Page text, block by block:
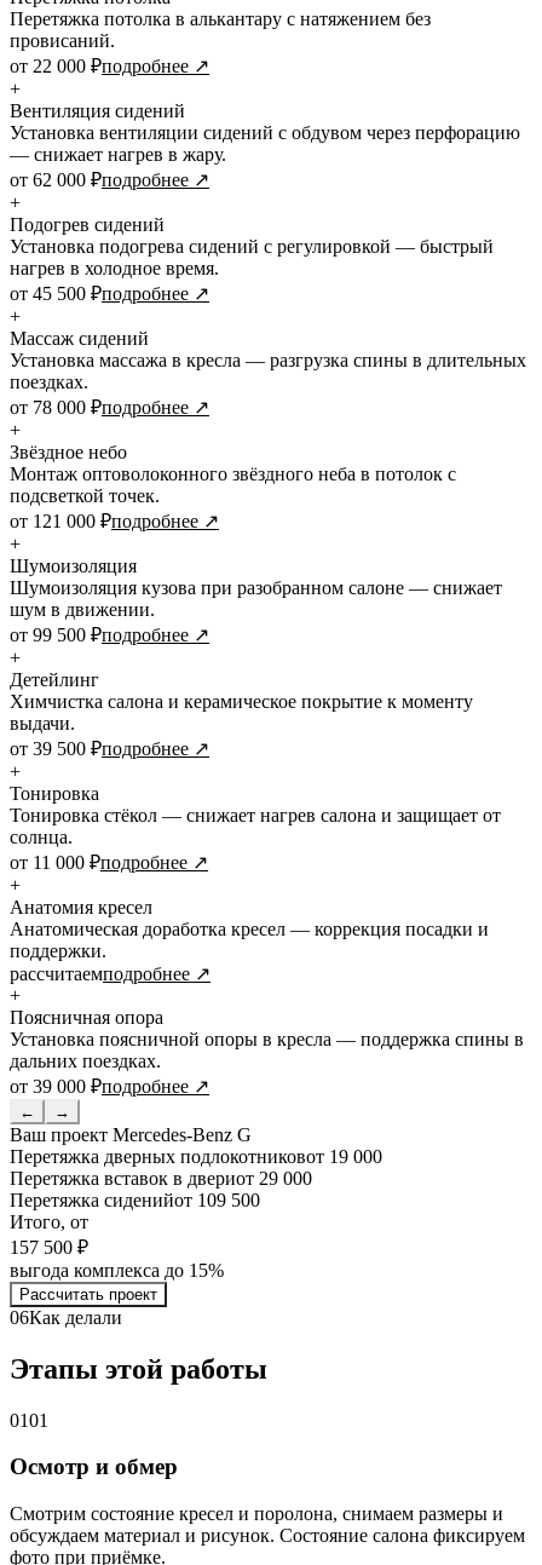
Перетяжка потолка в алькантару с натяжением без
провисаний.
от 22 000 ₽подробнее ↗
+
Вентиляция сидений
Установка вентиляции сидений с обдувом через перфорацию
— снижает нагрев в жару.
от 62 000 ₽подробнее ↗
+
Подогрев сидений
Установка подогрева сидений с регулировкой — быстрый
нагрев в холодное время.
от 45 500 ₽подробнее ↗
+
Массаж сидений
Установка массажа в кресла — разгрузка спины в длительных
поездках.
от 78 000 ₽подробнее ↗
+
Звёздное небо
Монтаж оптоволоконного звёздного неба в потолок с
подсветкой точек.
от 121 000 ₽подробнее ↗
+
Шумоизоляция
Шумоизоляция кузова при разобранном салоне — снижает
шум в движении.
от 99 500 ₽подробнее ↗
+
Детейлинг
Химчистка салона и керамическое покрытие к моменту
выдачи.
от 39 500 ₽подробнее ↗
+
Тонировка
Тонировка стёкол — снижает нагрев салона и защищает от
солнца.
от 11 000 ₽подробнее ↗
+
Анатомия кресел
Анатомическая доработка кресел — коррекция посадки и
поддержки.
рассчитаемподробнее ↗
+
Поясничная опора
Установка поясничной опоры в кресла — поддержка спины в
дальних поездках.
от 39 000 ₽подробнее ↗
← →
Ваш проект Mercedes-Benz G
Перетяжка дверных подлокотниковот 19 000
Перетяжка вставок в двериот 29 000
Перетяжка сиденийот 109 500
Итого, от
157 500 ₽
выгода комплекса до 15%
Рассчитать проект
06Как делали
Этапы этой работы
0101
Осмотр и обмер
Смотрим состояние кресел и поролона, снимаем размеры и
обсуждаем материал и рисунок. Состояние салона фиксируем
фото при приёмке.